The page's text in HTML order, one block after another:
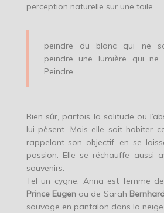
perception naturelle sur une toile.
peindre du blanc qui ne
peindre une lumière qui
Peindre.
Bien sûr, parfois la solitude ou
lui pèsent. Mais elle sait habiter
rappelant son objectif, en se
passion. Elle se réchauffe aussi
souvenirs.
Tel un cygne, Anna est femme
Prince Eugenou de Sarah
sauvage en pantalon dans la neige.